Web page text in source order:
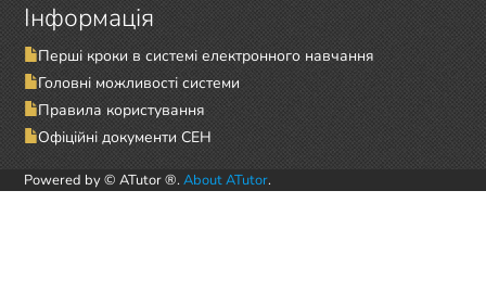
Інформація
Перші кроки в системі електронного навчання
Головні можливості системи
Правила користування
Офіційні документи СЕН
Powered by © ATutor ®. About ATutor.